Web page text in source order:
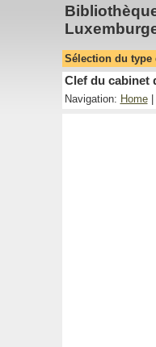
Sélection du
Clef du cabinet
Navigation: Home|